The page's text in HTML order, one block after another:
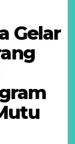
Gelar